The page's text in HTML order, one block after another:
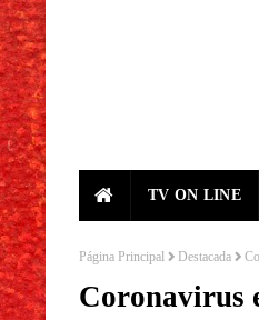
TV ON LINE
Página Principal Destacada
Coronavirus